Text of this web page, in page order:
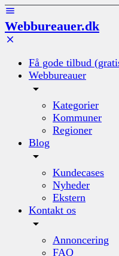
Webbureauer.dk
Få gode tilbud
Webbureauer
Kategorier
Kommuner
Regioner
Blog
Kundecases
Nyheder
Ekstern
Kontakt os
Annoncering
FAQ